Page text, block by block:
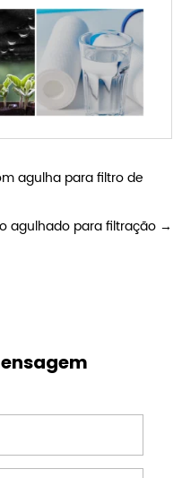
agulha para filtro de
agulhado para filtração→